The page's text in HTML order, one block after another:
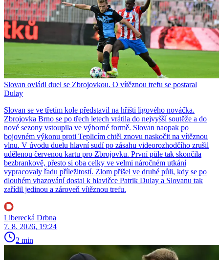
Slovan ovládl duel se Zbrojovkou. O vítěznou trefu se postaral
Dulay
Slovan se ve třetím kole představil na hřišti ligového nováčka.
Zbrojovka Brno se po třech letech vrátila do nejvyšší soutěže a do
nové sezony vstoupila ve výborné formě. Slovan naopak po
bojovném výkonu proti Teplicím chtěl znovu naskočit na vítěznou
vlnu. V úvodu duelu hlavní sudí po zásahu videorozhodčího zrušil
udělenou červenou kartu pro Zbrojovku. První půle tak skončila
bezbrankově, přesto si oba celky ve velmi náročném utkání
vypracovaly řadu příležitostí. Zlom přišel ve druhé půli, kdy se po
dlouhém vhazování dostal k hlavičce Patrik Dulay a Slovanu tak
zařídil jedinou a zároveň vítěznou trefu.
Liberecká Drbna
7. 8. 2026, 19:24
2 min